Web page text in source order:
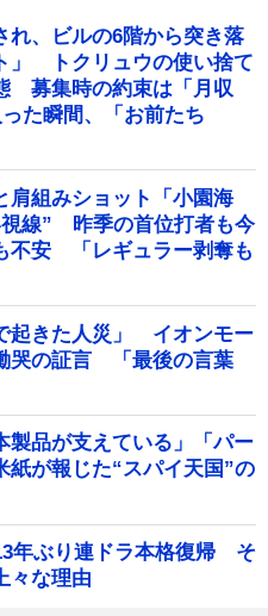
れ、ビルの6階から突き落
」 トクリュウの使い捨て
募集時の約束は「月収
た瞬間、「お前たち
肩組みショット「小園海
線” 昨季の首位打者も今
不安 「レギュラー剥奪も
起きた人災」 イオンモー
哭の証言 「最後の言葉
製品が支えている」「パー
紙が報じた“スパイ天国”の
年ぶり連ドラ本格復帰 そ
々な理由